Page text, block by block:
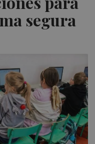
segura